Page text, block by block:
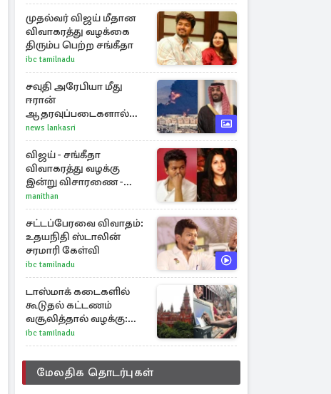
ராசிகள்!
முதல்வர் விஜய் மீதான
விவாகரத்து வழக்கை
திரும்ப பெற்ற சங்கீதா
ibc tamilnadu
சவுதி அரேபியா மீது
ஈரான்
ஆதரவுப்படைகளால்
இருமுனைத் தாக்குதல்:
நெருக்கடியில் மத்திய
கிழக்கு
news lankasri
விஜய் - சங்கீதா
விவாகரத்து வழக்கு
இன்று விசாரணை -
காணொளி மூலம்
ஆஜராக வாய்ப்பு
manithan
சட்டப்பேரவை விவாதம்:
உதயநிதி ஸ்டாலின்
சரமாரி கேள்வி
ibc tamilnadu
டாஸ்மாக் கடைகளில்
கூடுதல் கட்டணம்
வசூலித்தால் வழக்கு:
சென்னை
உயர்நீதிமன்றம் உத்தரவு
ibc tamilnadu
மேலதிக தொடர்புகள்